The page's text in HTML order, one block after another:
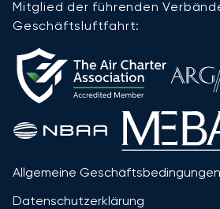
Mitglied der führenden
Geschäftsluftfahrt:
Allgemeine Geschäftsbedingungen
Datenschutzerklärung